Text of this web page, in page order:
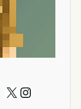
X Instagram